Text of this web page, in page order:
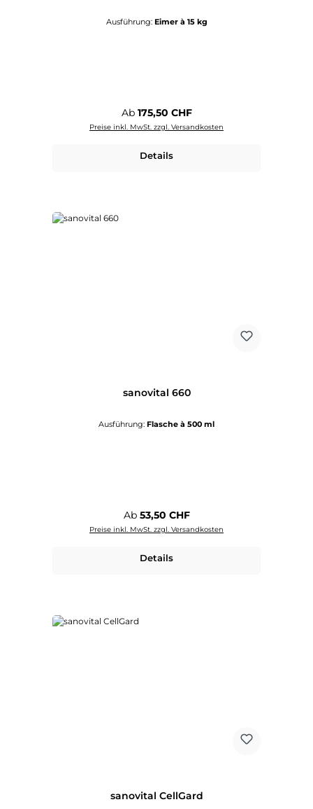
Ausführung: Eimer à 15 kg
Regulärer Preis:
Ab 175,50 CHF
Preise inkl. MwSt. zzgl. Versandkosten
Details
sanovital 660
Ausführung: Flasche à 500 ml
Regulärer Preis:
Ab 53,50 CHF
Preise inkl. MwSt. zzgl. Versandkosten
Details
sanovital CellGard